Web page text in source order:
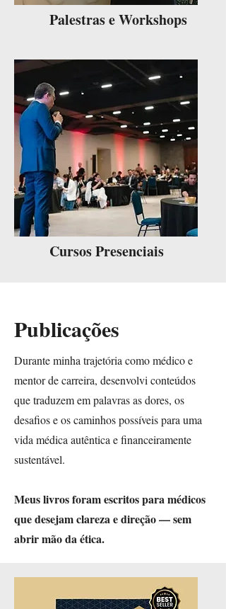
Palestras e Workshops
Cursos Presenciais
Publicações
Durante minha trajetória como médico e
mentor de carreira, desenvolvi conteúdos
que traduzem em palavras as dores, os
desafios e os caminhos possíveis para uma
vida médica autêntica e financeiramente
sustentável.
Meus livros foram escritos para médicos
que desejam clareza e direção — sem
abrir mão da ética.